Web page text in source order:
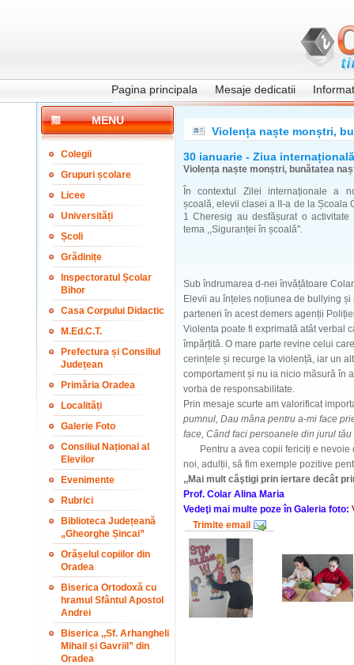
Pagina principala Mesaje dedicatii
MENU
Colegii
Grupuri școlare
Licee
Universități
Școli
Grădinițe
Inspectoratul Școlar
Bihor
Casa Corpului Didactic
M.Ed.C.T.
Prefectura și Consiliul
Județean
Primăria Oradea
Localități
Galerie Foto
Consiliul Național al
Elevilor
Evenimente
Rubrici
Biblioteca Județeană
„Gheorghe Șincai”
Orășelul copiilor din
Oradea
Biserica Ortodoxă cu
hramul Sfântul Apostol
Andrei
Biserica ,,Sf. Arhangheli
Mihail și Gavriil” din
Oradea
Violența naște monștri,
30 ianuarie - Ziua
Violența naște monștri, bunătatea
În contextul Zilei internaționale a
școală, elevii clasei a II-a de la Școala
1 Cheresig au desfășurat o activitate
tema ,,Siguranței în școală".
Sub îndrumarea d-nei învățătoare
Elevii au înțeles noțiunea de bullying
parteneri în acest demers agenții
Violenta poate fi exprimată atât verbal
împărțită. O mare parte revine celui
cerințele și recurge la violență, iar un
comportament și nu ia nicio măsură în
vorba de responsabilitate.
Prin mesaje scurte am valorificat
pumnul, Dau mâna pentru a-mi face
face, Când faci persoanele din jurul
Pentru a avea copii fericiți e nevoie
noi, adulții, să fim exemple pozitive
,,Mai mult câştigi prin iertare decât
Prof. Colar Alina Maria
Vedeţi mai multe poze în Galeria foto:
Trimite email